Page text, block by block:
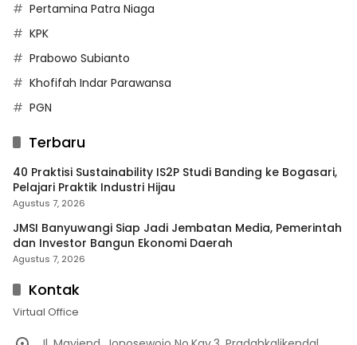
Pertamina Patra Niaga
KPK
Prabowo Subianto
Khofifah Indar Parawansa
PGN
Terbaru
40 Praktisi Sustainability IS2P Studi Banding ke Bogasari,
Pelajari Praktik Industri Hijau
Agustus 7, 2026
JMSI Banyuwangi Siap Jadi Jembatan Media, Pemerintah
dan Investor Bangun Ekonomi Daerah
Agustus 7, 2026
Kontak
Virtual Office